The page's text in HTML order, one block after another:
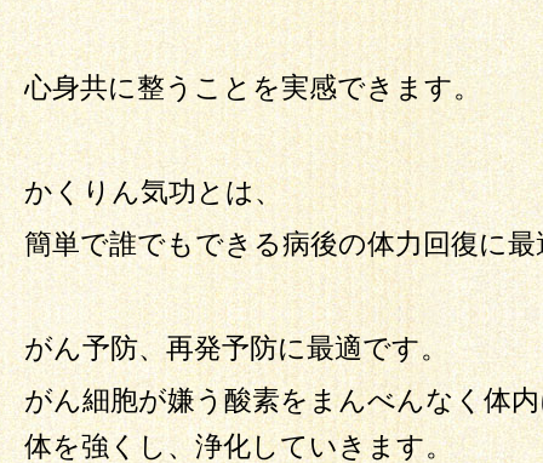
心身共に整うことを実感できます。
かくりん気功とは、
簡単で誰でもできる病後の体力回復に
がん予防、再発予防に最適です。
がん細胞が嫌う酸素をまんべんなく体
体を強くし、浄化していきます。